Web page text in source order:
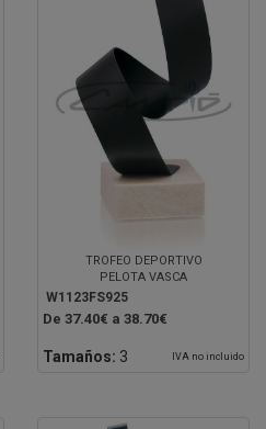
TROFEO DEPORTIVO
PELOTA VASCA
W1123FS925
De 37.40€ a 38.70€
Tamaños: 3 IVA no incluido